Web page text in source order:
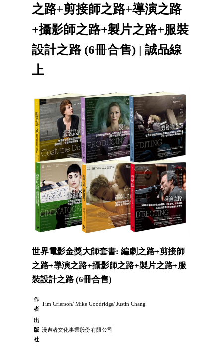
之路+剪接師之路+導演之路
+攝影師之路+製片之路+服裝
設計之路 (6冊合售) | 誠品線
上
世界電影金獎大師套書: 編劇之路+剪接師
之路+導演之路+攝影師之路+製片之路+服
裝設計之路 (6冊合售)
作
者
Tim Grierson/ Mike Goodridge/ Justin Chang
出
版
社
漫遊者文化事業股份有限公司